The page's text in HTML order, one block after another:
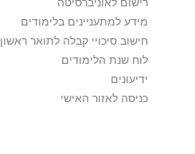
מידע למתעניינים בלימודים
חישוב סיכויי קבלה לתואר ראשון
לוח שנת הלימודים
ידיעונים
כניסה לאזור האישי